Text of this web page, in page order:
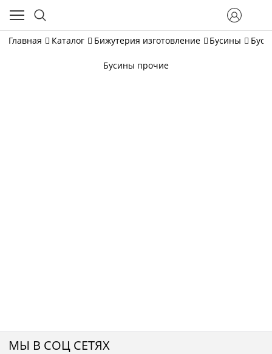
Главная Каталог Бижутерия изготовление Бусины
Бусины прочие
МЫ В СОЦ СЕТЯХ